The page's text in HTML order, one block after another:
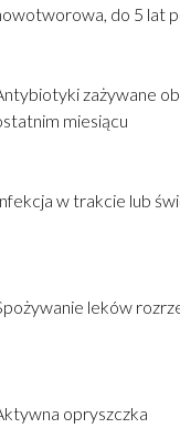
do 5 lat
zażywane
miesiącu
w trakcie lub
leków
opryszczka